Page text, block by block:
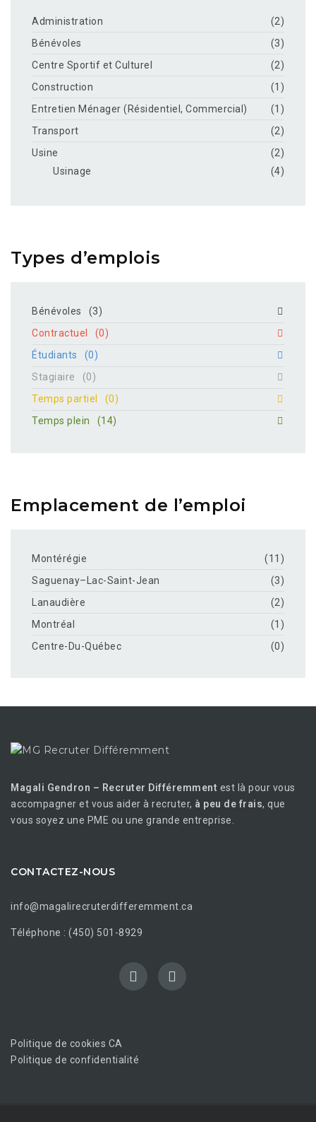
Administration
(2)
Bénévoles
(3)
Centre Sportif et Culturel
(2)
Construction
(1)
Entretien Ménager (Résidentiel, Commercial)
(1)
Transport
(2)
Usine
(2)
Usinage
(4)
Types d’emplois
Bénévoles
(3)
Contractuel
(0)
Étudiants
(0)
Stagiaire
(0)
Temps partiel
(0)
Temps plein
(14)
Emplacement de l’emploi
Montérégie
(11)
Saguenay–Lac-Saint-Jean
(3)
Lanaudière
(2)
Montréal
(1)
Centre-Du-Québec
(0)
Magali Gendron – Recruter Différemment est là pour vous
accompagner et vous aider à recruter, à peu de frais, que
vous soyez une PME ou une grande entreprise.
CONTACTEZ-NOUS
info@magalirecruterdifferemment.ca
Téléphone : (450) 501-8929
Politique de cookies CA
Politique de confidentialité